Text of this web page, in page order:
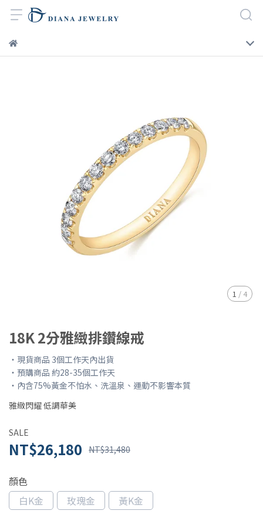
1 / 4
18K 2分雅緻排鑽線戒
・現貨商品 3個工作天內出貨
・預購商品 約28-35個工作天
・內含75%黃金不怕水、洗溫泉、運動不影響本質
雅緻閃耀 低調華美
SALE
NT$26,180 NT$31,480
顏色
白K金
玫瑰金
黃K金